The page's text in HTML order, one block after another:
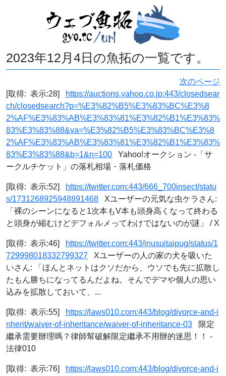
2023年12月4日の魚拓の一覧です。
次のページ
[取得: 表示:28]
https://auctions.yahoo.co.jp:443/closedsear
ch/closedsearch?p=%E3%82%B5%E3%83%BC%E3%8
2%AF%E3%83%AB%E3%83%81%E3%82%B1%E3%83%
83%E3%83%88&va=%E3%82%B5%E3%83%BC%E3%8
2%AF%E3%83%AB%E3%83%81%E3%82%B1%E3%83%
83%E3%83%88&b=1&n=100 Yahoo!オークション -「サ
ークルチケット」の落札相場・落札価格
[取得: 表示:52]
https://twitter.com:443/666_700insect/statu
s/1731268925948891468 Xユーザーの元気な虫ケラさん:
「裸のシーンになると1次本もV本も頭身高くなって終わる
と頭身が縮むけどデフォルメってわけではないのが謎」 / X
[取得: 表示:46]
https://twitter.com:443/inusuitaipug/status/1
729998018332799327 Xユーザーの人の家の犬を吸いた
いさん: 「ほんとネットはクソだから、ウソでも先に拡散し
たもん勝ちになってるんだよね。そんでデマや個人の思い
込みを拡散しておいて、...
[取得: 表示:55]
https://laws010.com:443/blog/divorce-and-i
nherit/waiver-of-inheritance/waiver-of-inheritance-03 限定
繼承需要辦理嗎？律師幫破解限定繼承不用辦的迷思！！ -
法律010
[取得: 表示:76]
https://laws010.com:443/blog/divorce-and-i